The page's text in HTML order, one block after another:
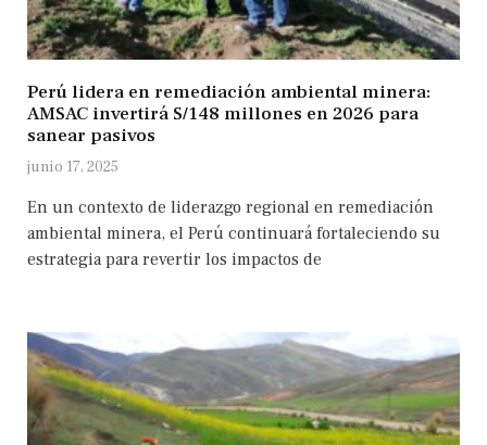
Perú lidera en remediación ambiental minera:
AMSAC invertirá S/148 millones en 2026 para
sanear pasivos
junio 17, 2025
En un contexto de liderazgo regional en remediación
ambiental minera, el Perú continuará fortaleciendo su
estrategia para revertir los impactos de